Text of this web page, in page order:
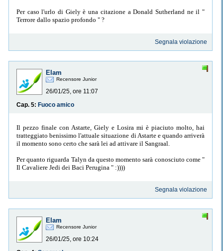
Per caso l'urlo di Giely è una citazione a Donald Sutherland ne il "
Terrore dallo spazio profondo " ?
Segnala violazione
Elam
Recensore Junior
26/01/25, ore 11:07
Cap. 5: Fuoco amico
Il pezzo finale con Astarte, Giely e Losira mi è piaciuto molto, hai
tratteggiato benissimo l'attuale situazione di Astarte e quando arriverà
il momento sono certo che sarà lei ad attivare il Sangraal.
Per quanto riguarda Talyn da questo momento sarà conosciuto come "
Il Cavaliere Jedi dei Baci Perugina " :))))
Segnala violazione
Elam
Recensore Junior
26/01/25, ore 10:24